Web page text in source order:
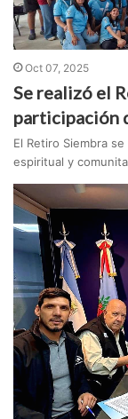
Oct 07, 2025
Se realizó el
participación
El Retiro Siembra
espiritual y